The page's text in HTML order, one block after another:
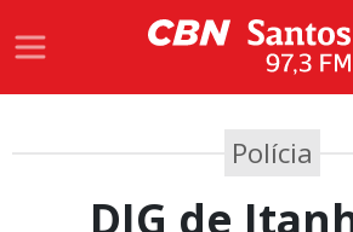
Polícia
DIG de